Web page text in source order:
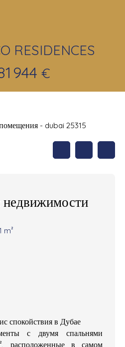
RESIDENCES
944 €
- dubai 25315
недвижимости
m²
спокойствия в Дубае
с двумя спальнями
расположенные в самом